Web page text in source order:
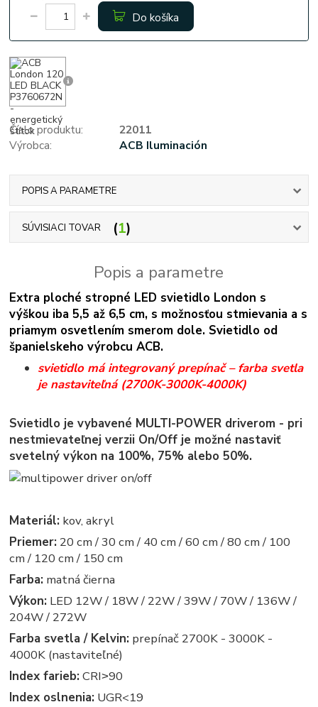
Do košíka
Číslo produktu:
22011
Výrobca:
ACB Iluminación
POPIS A PARAMETRE
SÚVISIACI TOVAR 1
Popis a parametre
Extra ploché stropné LED svietidlo London s
výškou iba 5,5 až 6,5 cm, s možnosťou stmievania a s
priamym osvetlením smerom dole. Svietidlo od
španielskeho výrobcu ACB.
svietidlo má integrovaný prepínač – farba svetla
je nastaviteľná (2700K-3000K-4000K)
Svietidlo je vybavené MULTI-POWER driverom - pri
nestmievateľnej verzii On/Off je možné nastaviť
svetelný výkon na 100%, 75% alebo 50%.
Materiál: kov, akryl
Priemer: 20 cm / 30 cm / 40 cm / 60 cm / 80 cm / 100
cm / 120 cm / 150 cm
Farba: matná čierna
Výkon: LED 12W / 18W / 22W / 39W / 70W / 136W /
204W / 272W
Farba svetla / Kelvin: prepínač 2700K - 3000K -
4000K (nastaviteľné)
Index farieb: CRI˃90
Index oslnenia: UGR<19